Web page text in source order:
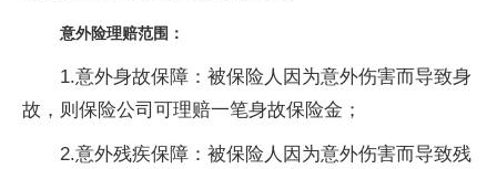
意外险理赔范围：
1.意外身故保障：被保险人因为意外伤害而导致身
故，则保险公司可理赔一笔身故保险金；
2.意外残疾保障：被保险人因为意外伤害而导致残